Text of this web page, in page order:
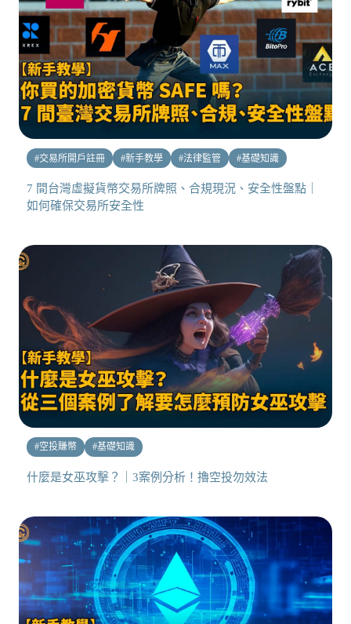
#交易所開戶註冊 #新手教學 #法律監管 #基礎知識
7 間台灣虛擬貨幣交易所牌照、合規現況、安全性盤點｜
如何確保交易所安全性
#空投賺幣 #基礎知識
什麼是女巫攻擊？｜3案例分析！擼空投勿效法